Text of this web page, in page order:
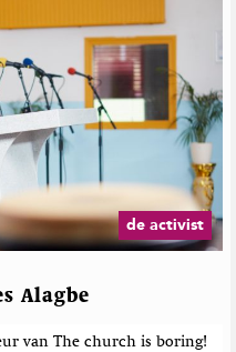
de activist
Alagbe
van The church is boring!